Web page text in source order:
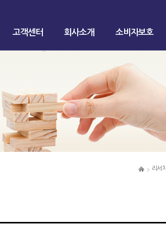
고객센터 회사소개 소비자보호
리서치